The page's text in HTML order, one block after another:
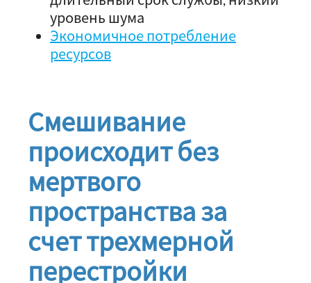
уровень шума
Экономичное потребление
ресурсов
Смешивание
происходит без
мертвого
пространства за
счет трехмерной
перестройки